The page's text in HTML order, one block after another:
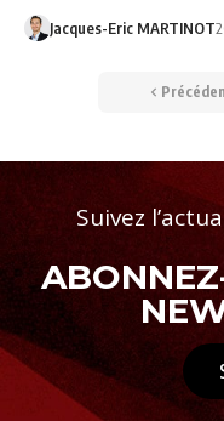
Jacques-Eric MARTINOT
Suivez